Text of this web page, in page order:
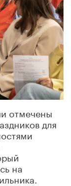
отмечены
для
на